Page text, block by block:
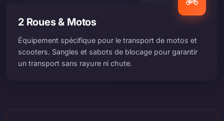
2 Roues & Motos
Équipement spécifique pour le transport de motos et
scooters. Sangles et sabots de blocage pour garantir
un transport sans rayure ni chute.